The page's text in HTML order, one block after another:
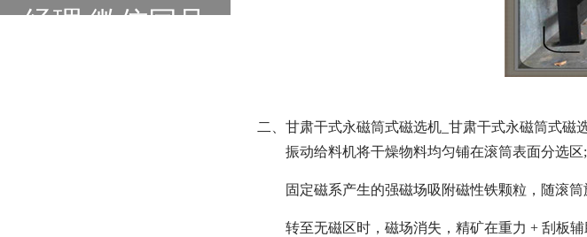
经理 微信同号
二、甘肃干式永磁筒式磁选机_甘肃干式永磁筒式磁
振动给料机将干燥物料均匀铺在滚筒表面分选区;
固定磁系产生的强磁场吸附磁性铁颗粒，随滚筒
转至无磁区时，磁场消失，精矿在重力 + 刮板